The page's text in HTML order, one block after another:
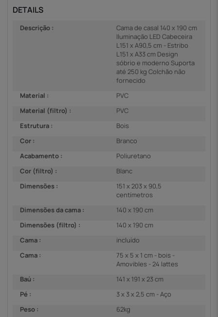
DETAILS
Descrição :
Cama de casal 140 x 190 cm
Iluminação LED Cabeceira
L151 x A90,5 cm - Estribo
L151 x A33 cm Design
sóbrio e moderno Suporta
até 250 kg Colchão não
fornecido
Material :
PVC
Material (filtro) :
PVC
Estrutura :
Bois
Cor :
Branco
Acabamento :
Poliuretano
Cor (filtro) :
Blanc
Dimensões :
151 x 203 x 90,5
centímetros
Dimensões da cama :
140 x 190 cm
Dimensões (filtro) :
140 x 190 cm
Cama :
incluído
Cama :
75 x 5 x 1 cm - bois -
Amovibles - 24 lattes
Baú :
141 x 191 x 23 cm
Pé :
3 x 3 x 2,5 cm - Aço
Peso :
62kg